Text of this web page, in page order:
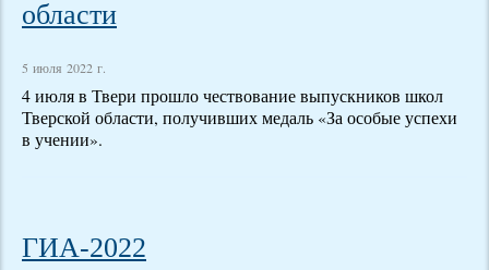
области
5 июля 2022 г.
4 июля в Твери прошло чествование выпускников школ
Тверской области, получивших медаль «За особые успехи
в учении».
ГИА-2022